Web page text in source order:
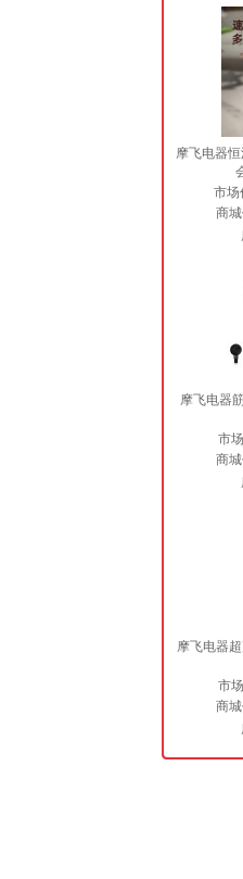
摩飞电器
市场
商
摩飞电器
市
商
摩飞电器
市
商